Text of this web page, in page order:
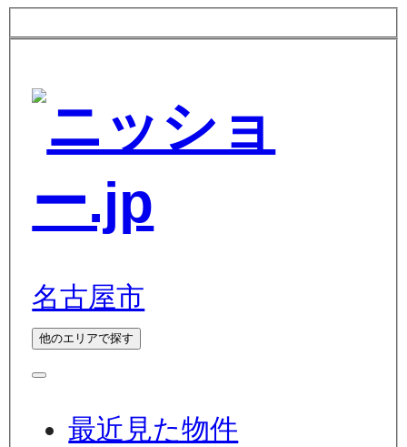
名古屋市
他のエリアで探す
最近見た物件